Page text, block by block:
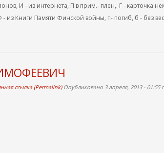
И - из интернета, П в прим.- плен,. Г - карточка
из Книги Памяти Финской войны, п- погиб, б - без
ссылка (Permalink)Опубликовано 3 апреля, 2013 - 01:55